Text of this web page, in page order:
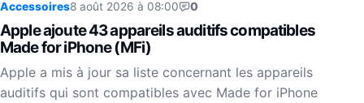
Accessoires8 août 2026 à 08:00 0
Apple ajoute 43 appareils auditifs compatibles
Made for iPhone (MFi)
Apple a mis à jour sa liste concernant les appareils
auditifs qui sont compatibles avec Made for iPhone